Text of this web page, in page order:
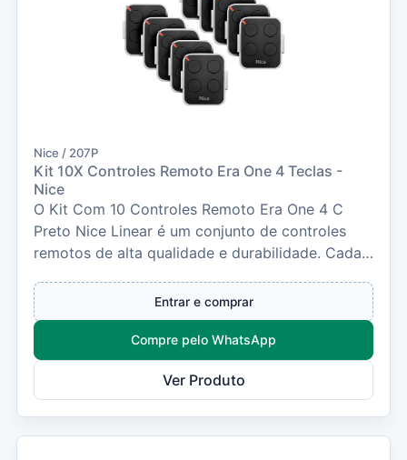
Nice / 207P
Kit 10X Controles Remoto Era One 4 Teclas -
Nice
O Kit Com 10 Controles Remoto Era One 4 C
Preto Nice Linear é um conjunto de controles
remotos de alta qualidade e durabilidade. Cada
Entrar e comprar
Compre pelo WhatsApp
Ver Produto